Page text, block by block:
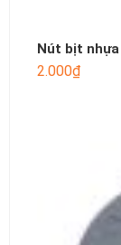
Nút bịt nhựa
2.000₫